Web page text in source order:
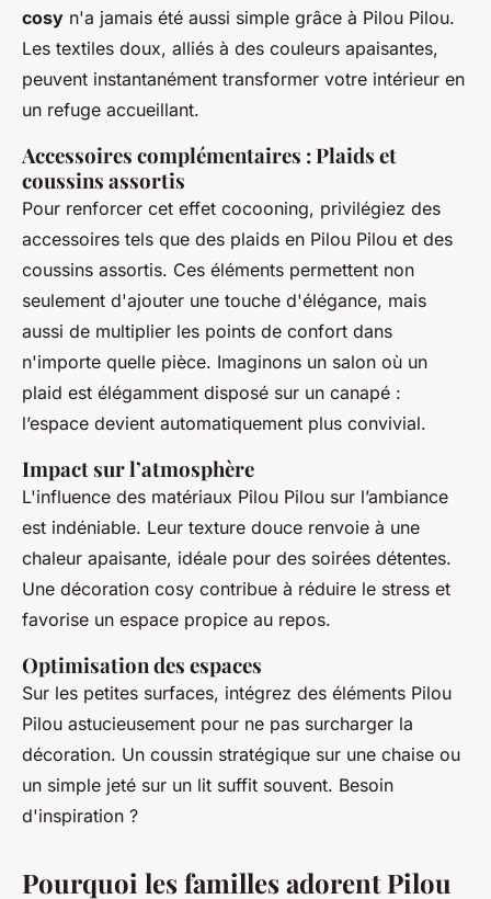
cosy n'a jamais été aussi simple grâce à Pilou Pilou.
Les textiles doux, alliés à des couleurs apaisantes,
peuvent instantanément transformer votre intérieur en
un refuge accueillant.
Accessoires complémentaires : Plaids et
coussins assortis
Pour renforcer cet effet cocooning, privilégiez des
accessoires tels que des plaids en Pilou Pilou et des
coussins assortis. Ces éléments permettent non
seulement d'ajouter une touche d'élégance, mais
aussi de multiplier les points de confort dans
n'importe quelle pièce. Imaginons un salon où un
plaid est élégamment disposé sur un canapé :
l’espace devient automatiquement plus convivial.
Impact sur l’atmosphère
L'influence des matériaux Pilou Pilou sur l’ambiance
est indéniable. Leur texture douce renvoie à une
chaleur apaisante, idéale pour des soirées détentes.
Une décoration cosy contribue à réduire le stress et
favorise un espace propice au repos.
Optimisation des espaces
Sur les petites surfaces, intégrez des éléments Pilou
Pilou astucieusement pour ne pas surcharger la
décoration. Un coussin stratégique sur une chaise ou
un simple jeté sur un lit suffit souvent. Besoin
d'inspiration ?
Pourquoi les familles adorent Pilou